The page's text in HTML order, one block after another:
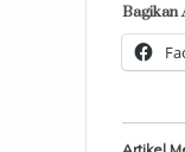
Bagikan